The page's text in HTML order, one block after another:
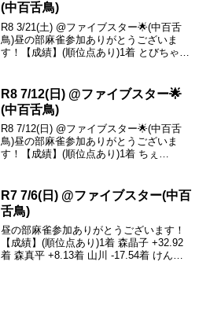
(中百舌鳥)
R8 3/21(土) @ファイブスター🌟(中百舌
鳥)昼の部麻雀参加ありがとうございま
す！【成績】(順位点あり)1着 とびちゃん
はとびち...
R8 7/12(日) @ファイブスター🌟
(中百舌鳥)
R8 7/12(日) @ファイブスター🌟(中百舌
鳥)昼の部麻雀参加ありがとうございま
す！【成績】(順位点あり)1着 ちぇ
ップはちぇさ...
R7 7/6(日) @ファイブスター(中百
舌鳥)
昼の部麻雀参加ありがとうございます！
【成績】(順位点あり)1着 森晶子 +32.92
着 森真平 +8.13着 山川 -17.54着 けんし